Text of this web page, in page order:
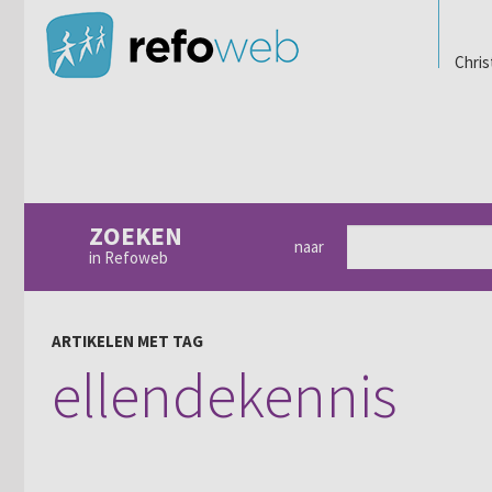
ZOEKEN
in Refoweb
naar
ARTIKELEN MET TAG
ellendekennis